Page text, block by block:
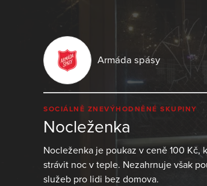
Armáda spásy
SOCIÁLNĚ ZNEVÝHODNĚNÉ SKUPINY
Nocleženka
Nocleženka je poukaz v ceně 100
strávit noc v teple. Nezahrnuje však
služeb pro lidi bez domova.